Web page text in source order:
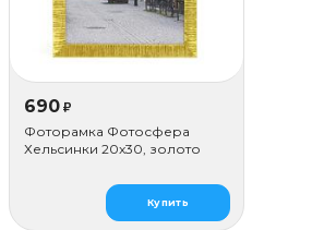
690 ₽
Фоторамка Фотосфера
Хельсинки 20x30, золото
Купить